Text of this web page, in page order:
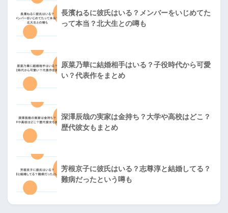
長濱ねるに彼氏はいる？メンバーをいじめてた
って本当？北大生との噂も
原菜乃華に結婚相手はいる？子役時代から可愛
い？代表作をまとめ
深澤辰哉の実家は金持ち？大学や高校はどこ？
歴代彼女もまとめ
芳根京子に彼氏はいる？志尊淳と結婚してる？
難病だったという噂も